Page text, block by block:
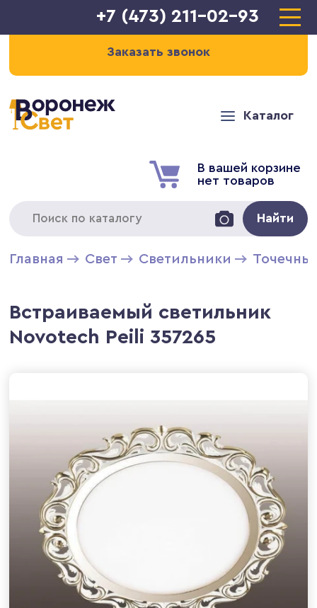
+7 (473) 211-02-93
Заказать звонок
Каталог
В вашей корзине
нет товаров
Найти
Главная Свет Светильники
Встраиваемый светильник
Novotech Peili 357265